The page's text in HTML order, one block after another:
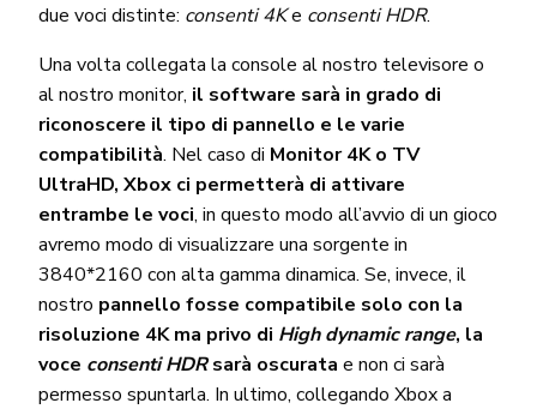
due voci distinte: consenti 4Ke consenti HDR.
Una volta collegata la console al nostro televisore o
al nostro monitor, il software sarà in grado di
riconoscere il tipo di pannello e le varie
compatibilità. Nel caso di Monitor 4K o TV
UltraHD, Xbox ci permetterà di attivare
entrambe le voci, in questo modo all’avvio di un gioco
avremo modo di visualizzare una sorgente in
3840*2160 con alta gamma dinamica. Se, invece, il
nostro pannello fosse compatibile solo con la
risoluzione 4K ma privo di High dynamic range, la
voce consenti HDRsarà oscurata e non ci sarà
permesso spuntarla. In ultimo, collegando Xbox a